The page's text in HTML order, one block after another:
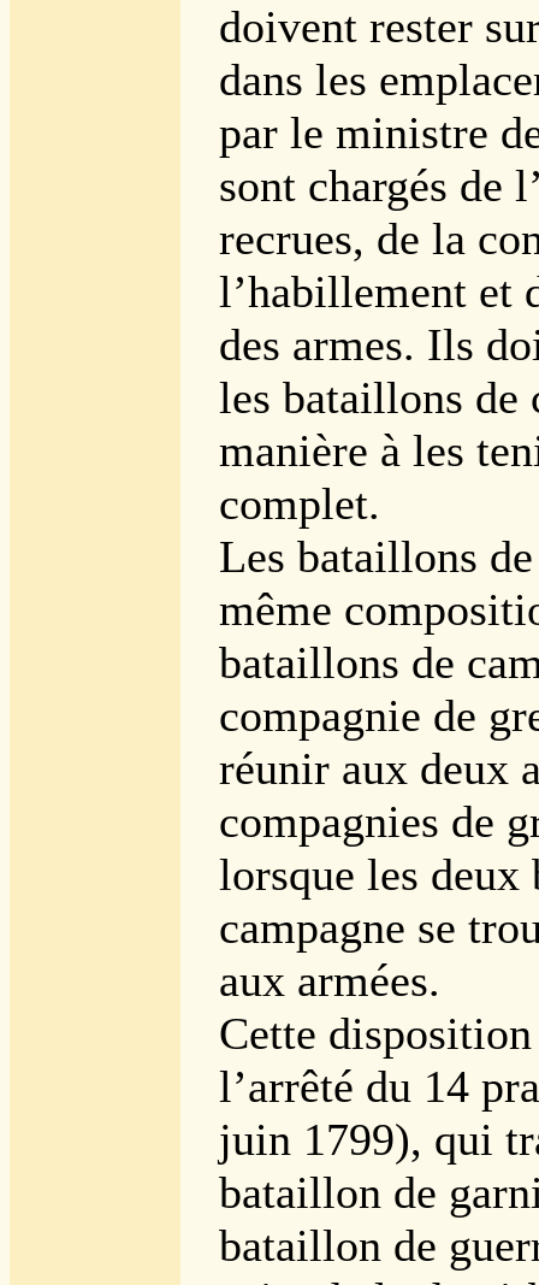
doivent rester
dans les
par le ministre
sont chargés de
recrues, de la
l’habillement et
des armes. Ils
les bataillons de
manière à les
complet.
Les bataillons
même
bataillons de
compagnie de
réunir aux deux
compagnies de
lorsque les deux
campagne se
aux armées.
Cette
l’arrêté du 14
juin 1799), qui
bataillon de
bataillon de